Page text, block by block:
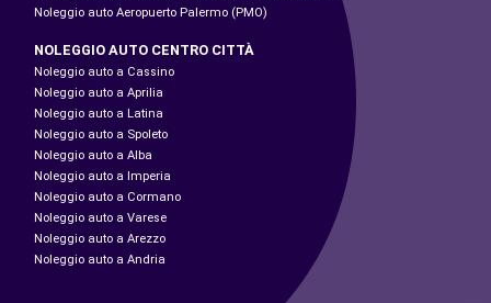
Noleggio auto Aeropuerto Palermo (PMO)
NOLEGGIO AUTO CENTRO CITTÀ
Noleggio auto a Cassino
Noleggio auto a Aprilia
Noleggio auto a Latina
Noleggio auto a Spoleto
Noleggio auto a Alba
Noleggio auto a Imperia
Noleggio auto a Cormano
Noleggio auto a Varese
Noleggio auto a Arezzo
Noleggio auto a Andria